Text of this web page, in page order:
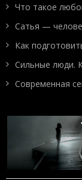
Что такое
Сатья —
Как
Сильные люди.
Современная